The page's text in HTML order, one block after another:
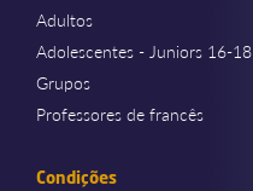
Adultos
Adolescentes - Juniors 16-18
Grupos
Professores de francês
Condições